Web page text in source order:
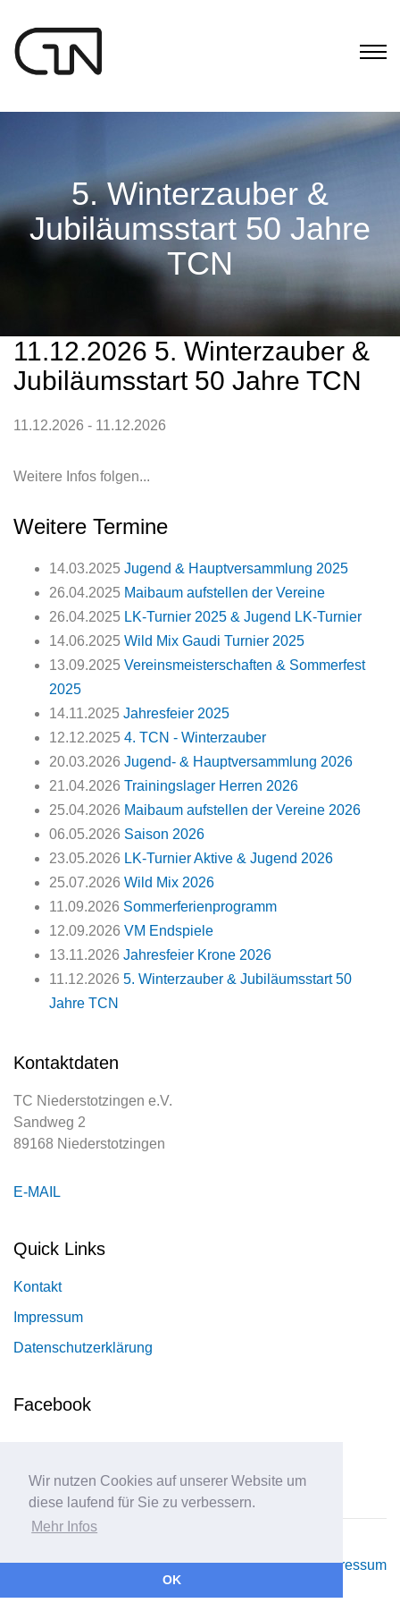
Wir nutzen Cookies auf unserer Website um
diese laufend für Sie zu verbessern.
Mehr Infos
OK
5. Winterzauber &
Jubiläumsstart 50 Jahre
TCN
11.12.2026 5. Winterzauber &
Jubiläumsstart 50 Jahre TCN
11.12.2026 - 11.12.2026
Weitere Infos folgen...
Weitere Termine
14.03.2025 Jugend & Hauptversammlung 2025
26.04.2025 Maibaum aufstellen der Vereine
26.04.2025 LK-Turnier 2025 & Jugend LK-Turnier
14.06.2025 Wild Mix Gaudi Turnier 2025
13.09.2025 Vereinsmeisterschaften & Sommerfest
2025
14.11.2025 Jahresfeier 2025
12.12.2025 4. TCN - Winterzauber
20.03.2026 Jugend- & Hauptversammlung 2026
21.04.2026 Trainingslager Herren 2026
25.04.2026 Maibaum aufstellen der Vereine 2026
06.05.2026 Saison 2026
23.05.2026 LK-Turnier Aktive & Jugend 2026
25.07.2026 Wild Mix 2026
11.09.2026 Sommerferienprogramm
12.09.2026 VM Endspiele
13.11.2026 Jahresfeier Krone 2026
11.12.2026 5. Winterzauber & Jubiläumsstart 50
Jahre TCN
Kontaktdaten
TC Niederstotzingen e.V.
Sandweg 2
89168 Niederstotzingen
E-MAIL
Quick Links
Kontakt
Impressum
Datenschutzerklärung
Facebook
© 2026 Tennisclub Niederstotzingen e.V. Impressum